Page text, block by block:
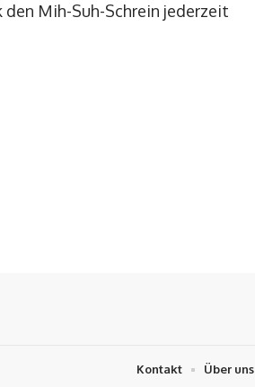
den Mih-Suh-Schrein jederzeit
Kontakt Über uns